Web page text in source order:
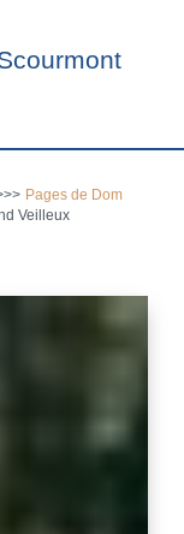
Pages de Dom
Veilleux